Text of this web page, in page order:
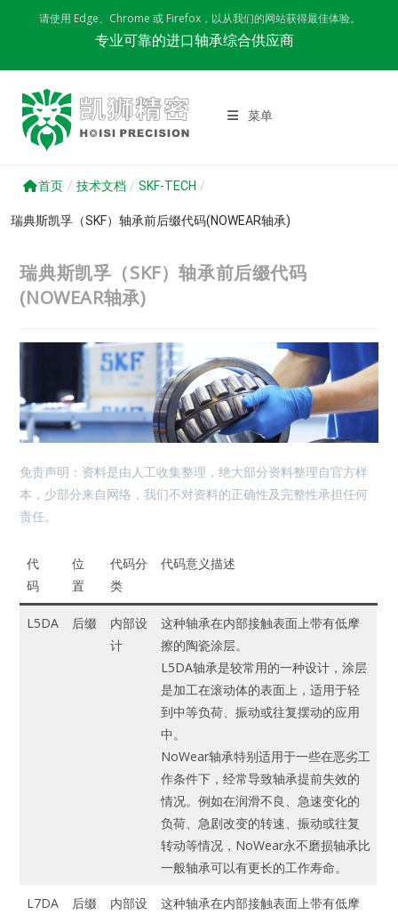
请使用 Edge、Chrome 或 Firefox，以从我们的网站获得最佳体验。
专业可靠的进口轴承综合供应商
菜单
首页 / 技术文档 / SKF-TECH /
瑞典斯凯孚（SKF）轴承前后缀代码(NOWEAR轴承)
瑞典斯凯孚（SKF）轴承前后缀代码
(NOWEAR轴承)
免责声明：资料是由人工收集整理，绝大部分资料整理自官方样
本，少部分来自网络，我们不对资料的正确性及完整性承担任何
责任。
代
码
位
置
代码分
类
代码意义描述
L5DA 后缀
内部设
计
这种轴承在内部接触表面上带有低摩
擦的陶瓷涂层。
L5DA轴承是较常用的一种设计，涂层
是加工在滚动体的表面上，适用于轻
到中等负荷、振动或往复摆动的应用
中。
NoWear轴承特别适用于一些在恶劣工
作条件下，经常导致轴承提前失效的
情况。例如在润滑不良、急速变化的
负荷、急剧改变的转速、振动或往复
转动等情况，NoWear永不磨损轴承比
一般轴承可以有更长的工作寿命。
L7DA 后缀
内部设
这种轴承在内部接触表面上带有低摩